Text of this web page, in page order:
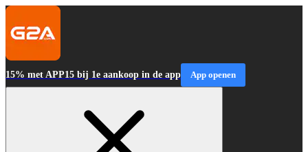
15% met APP15 bij 1e aankoop in de app App openen